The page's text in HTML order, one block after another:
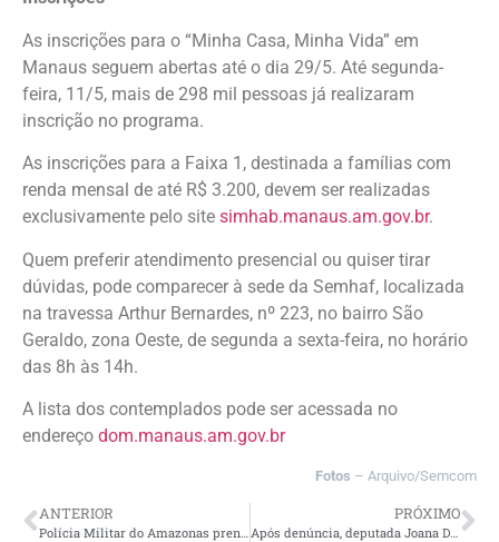
As inscrições para o “Minha Casa, Minha Vida” em
Manaus seguem abertas até o dia 29/5. Até segunda-
feira, 11/5, mais de 298 mil pessoas já realizaram
inscrição no programa.
As inscrições para a Faixa 1, destinada a famílias com
renda mensal de até R$ 3.200, devem ser realizadas
exclusivamente pelo site simhab.manaus.am.gov.br.
Quem preferir atendimento presencial ou quiser tirar
dúvidas, pode comparecer à sede da Semhaf, localizada
na travessa Arthur Bernardes, nº 223, no bairro São
Geraldo, zona Oeste, de segunda a sexta-feira, no horário
das 8h às 14h.
A lista dos contemplados pode ser acessada no
endereço dom.manaus.am.gov.br
Fotos – Arquivo/Semcom
ANTERIOR PRÓXIMO
Após denúncia, deputada Joana Darc cobra punição por maus-tratos contra cães comunitários em Vila Militar de Manaus